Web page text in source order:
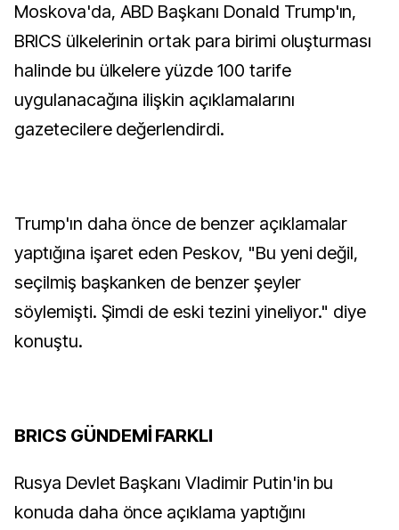
Moskova'da, ABD Başkanı Donald Trump'ın,
BRICS ülkelerinin ortak para birimi oluşturması
halinde bu ülkelere yüzde 100 tarife
uygulanacağına ilişkin açıklamalarını
gazetecilere değerlendirdi.
Trump'ın daha önce de benzer açıklamalar
yaptığına işaret eden Peskov, "Bu yeni değil,
seçilmiş başkanken de benzer şeyler
söylemişti. Şimdi de eski tezini yineliyor." diye
konuştu.
BRICS GÜNDEMİ FARKLI
Rusya Devlet Başkanı Vladimir Putin'in bu
konuda daha önce açıklama yaptığını